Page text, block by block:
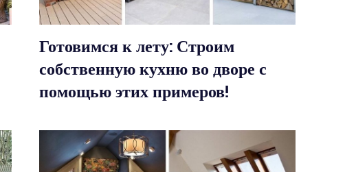
Готовимся к лету: Строим
собственную кухню во дворе с
помощью этих примеров!